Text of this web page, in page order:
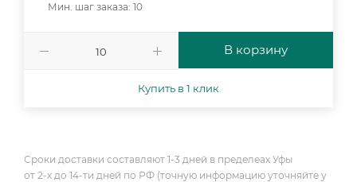
Мин. шаг заказа: 10
В корзину
Купить в 1 клик
Сроки доставки составляют 1-3 дней в пределеах Уфы
от 2-х до 14-ти дней по РФ (точную информацию уточняйте у